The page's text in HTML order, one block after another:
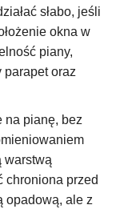
słabo, jeśli
okna w
piany,
parapet oraz
na pianę, bez
warstwą
chroniona przed
opadową, ale z